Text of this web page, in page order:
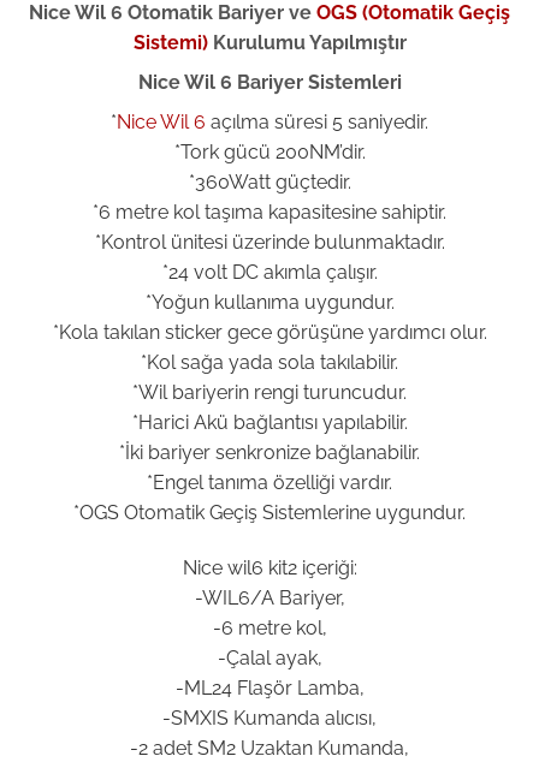
Nice Wil 6 Otomatik Bariyer ve OGS (Otomatik Geçiş
Sistemi)Kurulumu Yapılmıştır
Nice Wil 6 Bariyer Sistemleri
*Nice Wil 6 açılma süresi 5 saniyedir.
*Tork gücü 200NM’dir.
*360Watt güçtedir.
*6 metre kol taşıma kapasitesine sahiptir.
*Kontrol ünitesi üzerinde bulunmaktadır.
*24 volt DC akımla çalışır.
*Yoğun kullanıma uygundur.
*Kola takılan sticker gece görüşüne yardımcı olur.
*Kol sağa yada sola takılabilir.
*Wil bariyerin rengi turuncudur.
*Harici Akü bağlantısı yapılabilir.
*İki bariyer senkronize bağlanabilir.
*Engel tanıma özelliği vardır.
*OGS Otomatik Geçiş Sistemlerine uygundur.
Nice wil6 kit2 içeriği:
-WIL6/A Bariyer,
-6 metre kol,
-Çalal ayak,
-ML24 Flaşör Lamba,
-SMXIS Kumanda alıcısı,
-2 adet SM2 Uzaktan Kumanda,